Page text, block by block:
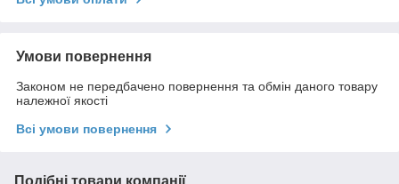
Умови повернення
Законом не передбачено повернення та обмін даного товару
належної якості
Всі умови повернення